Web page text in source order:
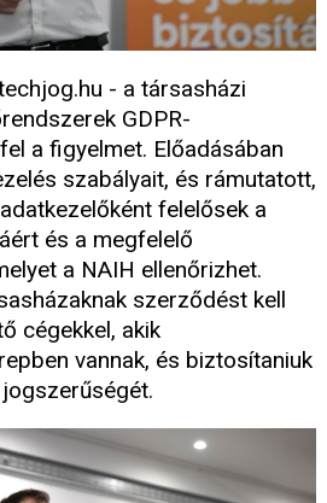
- a társasházi
GDPR-
a figyelmet. Előadásában
szabályait, és rámutatott,
felelősek a
és a megfelelő
a NAIH ellenőrizhet.
szerződést kell
cégekkel, akik
vannak, és biztosítaniuk